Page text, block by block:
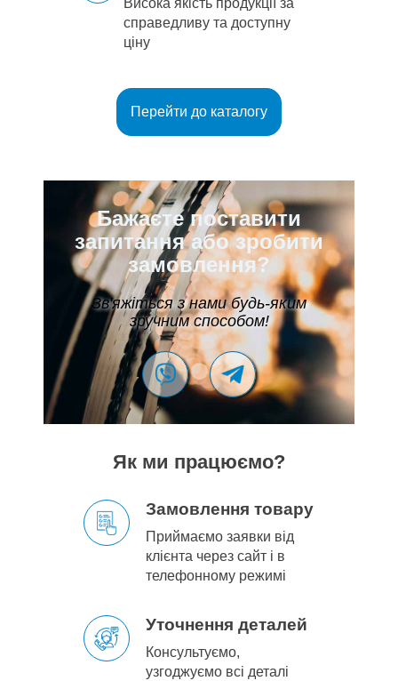
Висока якість продукції за
справедливу та доступну
ціну
Перейти до каталогу
Бажаєте поставити
запитання або зробити
замовлення?
Зв'яжіться з нами будь-яким
зручним способом!
Як ми працюємо?
Замовлення товару
Приймаємо заявки від
клієнта через сайт і в
телефонному режимі
Уточнення деталей
Консультуємо,
узгоджуємо всі деталі